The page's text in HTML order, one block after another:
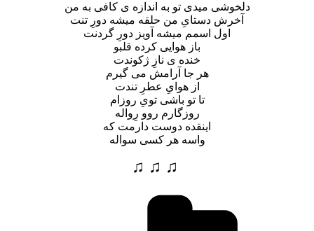
دلخوشی میدی تو به اندازه ی کافی به من
آخرش دستایِ من حلقه میشه دورِ تنت
اول اسمم میشه آویز دورِ گردنت
باز هوایی کرده قلبو
خنده ی نازِ ژکوندت
هر جا آرامش می گیرم
از هوایِ عطرِ تندت
تا تو باشی تویِ روزام
روزگارم روو رِواله
اینقده دوست دارمت که
واسه هر کسی سواله
♫ ♫ ♫